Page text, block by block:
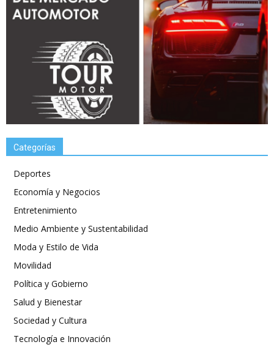
Categorías
Deportes
Economía y Negocios
Entretenimiento
Medio Ambiente y Sustentabilidad
Moda y Estilo de Vida
Movilidad
Política y Gobierno
Salud y Bienestar
Sociedad y Cultura
Tecnología e Innovación